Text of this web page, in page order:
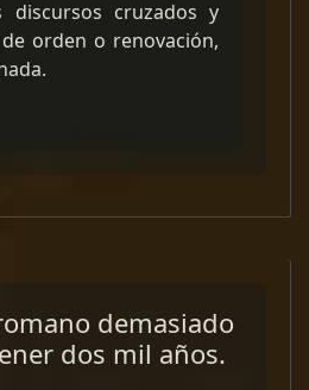
discursos cruzados y
orden o renovación,
demasiado
dos mil años.